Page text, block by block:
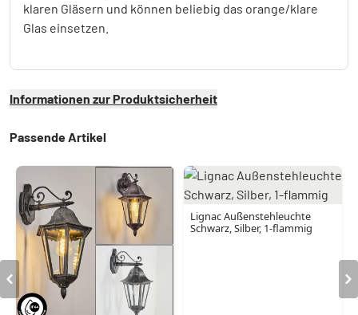
klaren Gläsern und können beliebig das orange/klare
Glas einsetzen.
Informationen zur Produktsicherheit
Passende Artikel
Lignac Außenstehleuchte
Schwarz, Silber, 1-flammig